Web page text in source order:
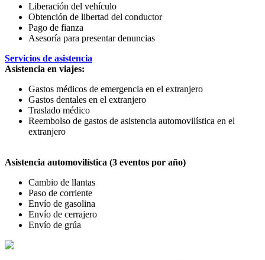
Liberación del vehículo
Obtención de libertad del conductor
Pago de fianza
Asesoría para presentar denuncias
Servicios de asistencia
Asistencia en viajes:
Gastos médicos de emergencia en el extranjero
Gastos dentales en el extranjero
Traslado médico
Reembolso de gastos de asistencia automovilística en el
extranjero
Asistencia automovilística (3 eventos por año)
Cambio de llantas
Paso de corriente
Envío de gasolina
Envío de cerrajero
Envío de grúa